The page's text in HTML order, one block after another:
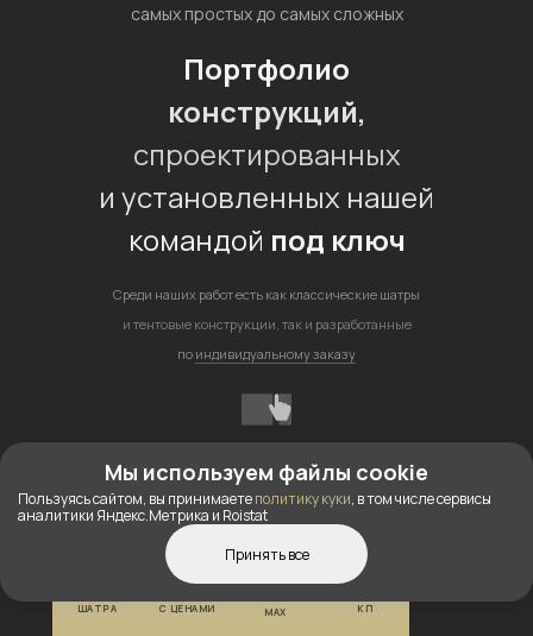
ШАТРА
С ЦЕНАМИ
MAX
КП
самых простых до самых сложных
Портфолио
конструкций,
спроектированных
и установленных нашей
командой под ключ
Среди наших работ есть как классические шатры
и тентовые конструкции, так и разработанные
по индивидуальному заказу
Мы используем файлы cookie
Пользуясь сайтом, вы принимаетеполитику куки, в том числе сервисы
аналитики Яндекс.Метрика и Roistat
Принять все